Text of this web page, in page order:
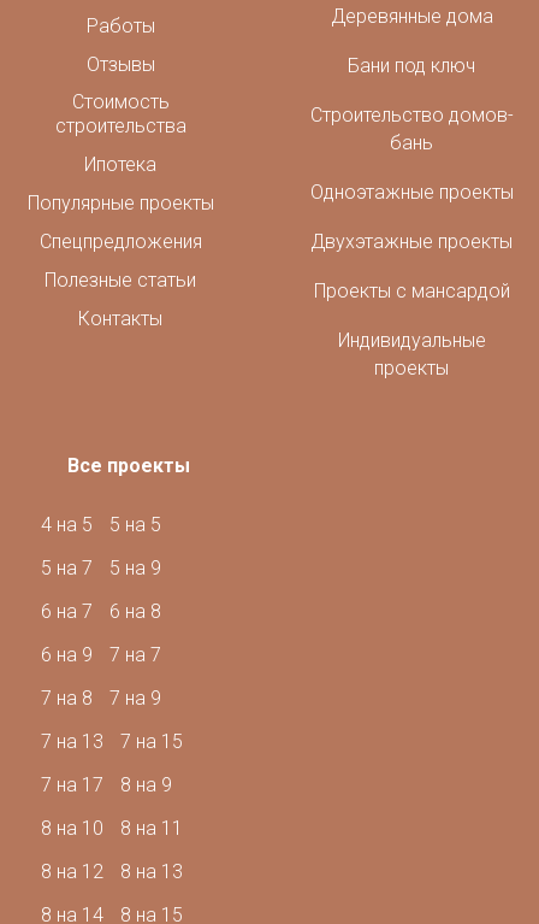
Деревянные дома
Бани под ключ
Строительство домов-
бань
Одноэтажные проекты
Двухэтажные проекты
Проекты с мансардой
Индивидуальные
проекты
Работы
Отзывы
Стоимость
строительства
Ипотека
Популярные проекты
Спецпредложения
Полезные статьи
Контакты
Все проекты
4 на 5
5 на 5
5 на 7
5 на 9
6 на 7
6 на 8
6 на 9
7 на 7
7 на 8
7 на 9
7 на 13
7 на 15
7 на 17
8 на 9
8 на 10
8 на 11
8 на 12
8 на 13
8 на 14
8 на 15